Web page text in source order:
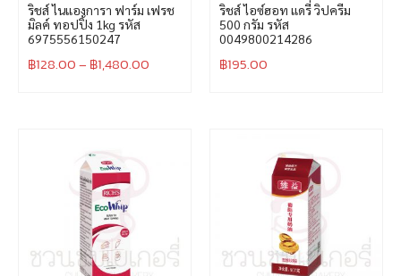
ริชส์ ไนแองการา ฟาร์ม เฟรช
มิลค์ ทอปปิ้ง 1kg รหัส
6975556150247
฿128.00– ฿1,480.00
ริชส์ ไอซ์ฮอท แดรี่ วิปครีม
500 กรัม รหัส
0049800214286
฿195.00